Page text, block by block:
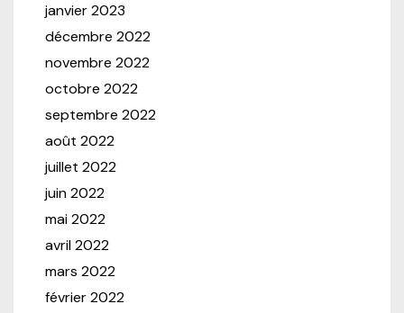
janvier 2023
décembre 2022
novembre 2022
octobre 2022
septembre 2022
août 2022
juillet 2022
juin 2022
mai 2022
avril 2022
mars 2022
février 2022